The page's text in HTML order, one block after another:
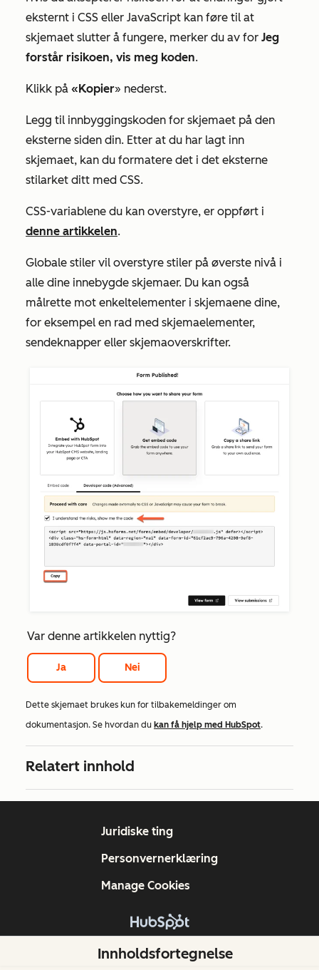
eksternt i CSS eller JavaScript kan føre til at
skjemaet slutter å fungere, merker du av for Jeg
forstår risikoen, vis meg koden.
Klikk på «Kopier» nederst.
Legg til innbyggingskoden for skjemaet på den
eksterne siden din. Etter at du har lagt inn
skjemaet, kan du formatere det i det eksterne
stilarket ditt med CSS.
CSS-variablene du kan overstyre, er oppført i
denne artikkelen.
Globale stiler vil overstyre stiler på øverste nivå i
alle dine innebygde skjemaer. Du kan også
målrette mot enkeltelementer i skjemaene dine,
for eksempel en rad med skjemaelementer,
sendeknapper eller skjemaoverskrifter.
Var denne artikkelen nyttig?
Ja Nei
Dette skjemaet brukes kun for tilbakemeldinger om
dokumentasjon. Se hvordan du kan få hjelp med HubSpot.
Relatert innhold
Innholdsfortegnelse
Copyright © 2026 HubSpot, Inc.
Juridiske ting
Personvernerklæring
Manage Cookies